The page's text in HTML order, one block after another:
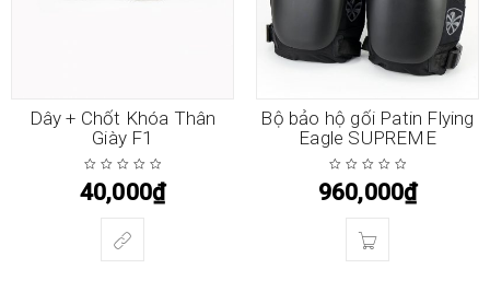
Dây + Chốt Khóa Thân
Giày F1
40,000₫
Bộ bảo hộ gối Patin Flying
Eagle SUPREME
960,000₫